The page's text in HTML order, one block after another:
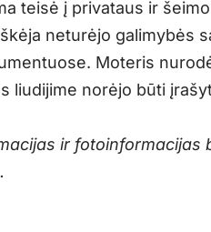
teisė į privataus ir
neturėjo galimybės
Moteris
liudijime norėjo būti
ir fotoinformacijas